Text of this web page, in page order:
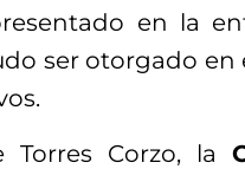
en la
ser otorgado en
Corzo, la